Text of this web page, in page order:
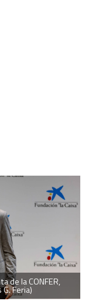
de la CONFER,
Feria)